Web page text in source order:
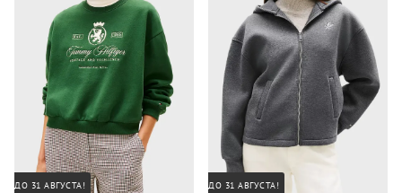
ДО 31 АВГУСТА! ДО 31 АВГУСТА!